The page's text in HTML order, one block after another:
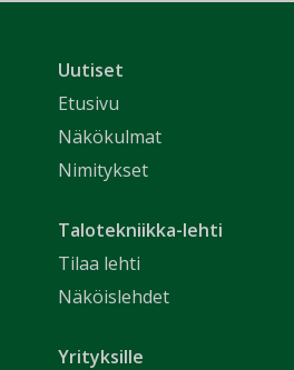
Uutiset
Etusivu
Näkökulmat
Nimitykset
Talotekniikka-lehti
Tilaa lehti
Näköislehdet
Yrityksille